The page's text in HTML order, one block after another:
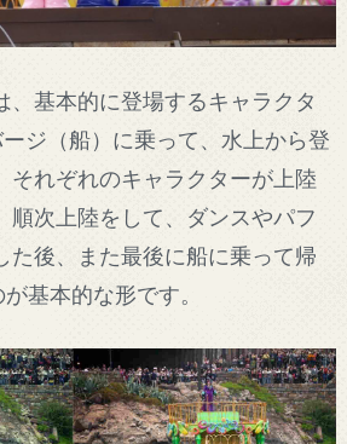
、基本的に登場するキャラクタ
ジ（船）に乗って、水上から登
それぞれのキャラクターが上陸
順次上陸をして、ダンスやパフ
た後、また最後に船に乗って帰
基本的な形です。